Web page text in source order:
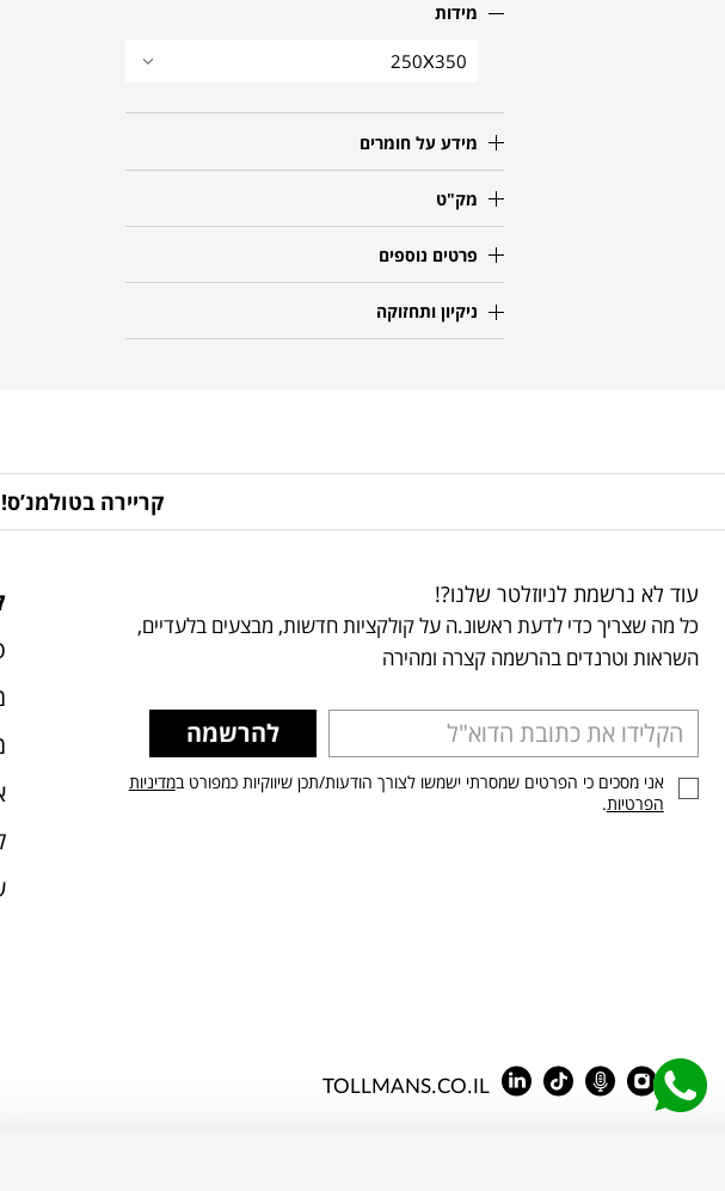
מידות
250X350
מידע על חומרים
מק"ט
פרטים נוספים
ניקיון ותחזוקה
קריירה
עוד לא נרשמת לניוזלטר שלנו?!
כל מה שצריך כדי לדעת ראשונ.ה על קולקציות חדשות, מבצעים בלעדיים,
השראות וטרנדים בהרשמה קצרה ומהירה
להרשמה
אני מסכים כי הפרטים שמסרתי ישמשו לצורך הודעות/תכן שיווקיות כמפורט במדיניות
הפרטיות.
TOLLMANS.CO.IL